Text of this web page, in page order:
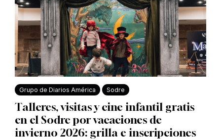
Grupo de Diarios América Sodre
Talleres, visitas y cine infantil gratis
en el Sodre por vacaciones de
invierno 2026: grilla e inscripciones